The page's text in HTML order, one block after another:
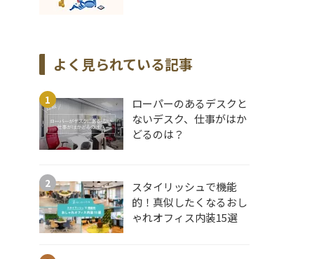
よく見られている記事
ローパーのあるデスクと
ないデスク、仕事がはか
どるのは？
スタイリッシュで機能
的！真似したくなるおし
ゃれオフィス内装15選